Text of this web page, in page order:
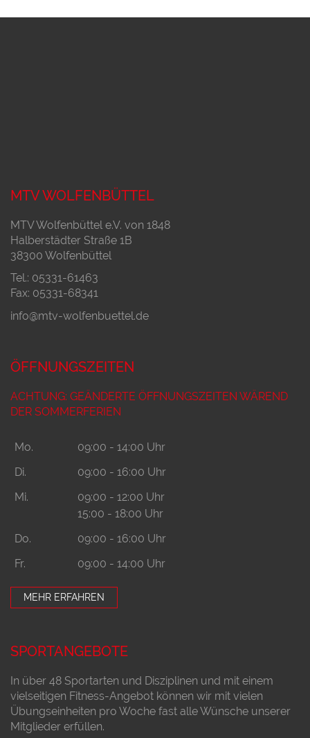
MTV WOLFENBÜTTEL
MTV Wolfenbüttel e.V. von 1848
Halberstädter Straße 1B
38300 Wolfenbüttel
Tel.: 05331-61463
Fax: 05331-68341
info@mtv-wolfenbuettel.de
ÖFFNUNGSZEITEN
ACHTUNG: GEÄNDERTE ÖFFNUNGSZEITEN WÄREND
DER SOMMERFERIEN
Mo.
09:00 - 14:00 Uhr
Di.
09:00 - 16:00 Uhr
Mi.
09:00 - 12:00 Uhr
15:00 - 18:00 Uhr
Do.
09:00 - 16:00 Uhr
Fr.
09:00 - 14:00 Uhr
MEHR ERFAHREN
SPORTANGEBOTE
In über 48 Sportarten und Disziplinen und mit einem
vielseitigen Fitness-Angebot können wir mit vielen
Übungseinheiten pro Woche fast alle Wünsche unserer
Mitglieder erfüllen.